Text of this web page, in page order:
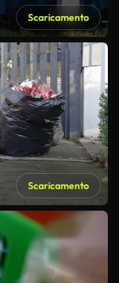
Scaricamento
Scaricamento